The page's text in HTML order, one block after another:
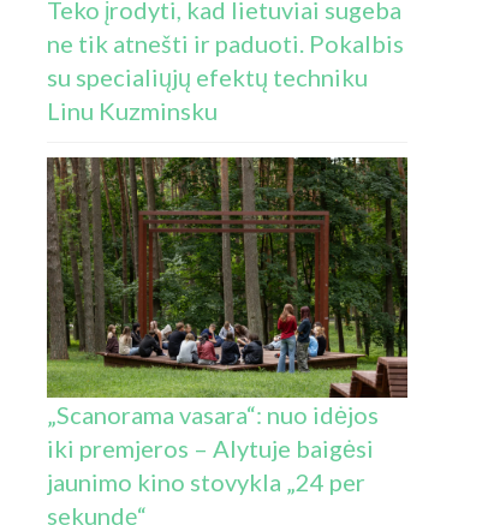
Teko įrodyti, kad lietuviai sugeba
ne tik atnešti ir paduoti. Pokalbis
su specialiųjų efektų techniku
Linu Kuzminsku
„Scanorama vasara“: nuo idėjos
iki premjeros – Alytuje baigėsi
jaunimo kino stovykla „24 per
sekundę“